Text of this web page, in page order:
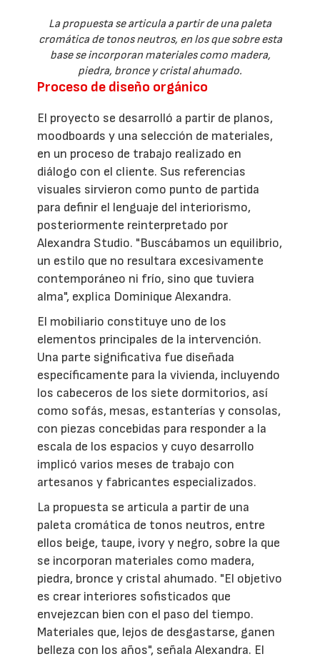
La propuesta se articula a partir de una paleta
cromática de tonos neutros, en los que sobre esta
base se incorporan materiales como madera,
piedra, bronce y cristal ahumado.
Proceso de diseño orgánico
El proyecto se desarrolló a partir de planos,
moodboards y una selección de materiales,
en un proceso de trabajo realizado en
diálogo con el cliente. Sus referencias
visuales sirvieron como punto de partida
para definir el lenguaje del interiorismo,
posteriormente reinterpretado por
Alexandra Studio. "Buscábamos un equilibrio,
un estilo que no resultara excesivamente
contemporáneo ni frío, sino que tuviera
alma", explica Dominique Alexandra.
El mobiliario constituye uno de los
elementos principales de la intervención.
Una parte significativa fue diseñada
específicamente para la vivienda, incluyendo
los cabeceros de los siete dormitorios, así
como sofás, mesas, estanterías y consolas,
con piezas concebidas para responder a la
escala de los espacios y cuyo desarrollo
implicó varios meses de trabajo con
artesanos y fabricantes especializados.
La propuesta se articula a partir de una
paleta cromática de tonos neutros, entre
ellos beige, taupe, ivory y negro, sobre la que
se incorporan materiales como madera,
piedra, bronce y cristal ahumado. "El objetivo
es crear interiores sofisticados que
envejezcan bien con el paso del tiempo.
Materiales que, lejos de desgastarse, ganen
belleza con los años", señala Alexandra. El